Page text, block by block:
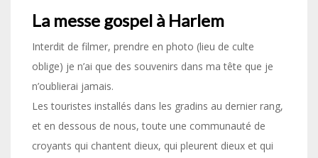
La messe gospel à Harlem
Interdit de filmer, prendre en photo (lieu de culte
oblige) je n’ai que des souvenirs dans ma tête que je
n’oublierai jamais.
Les touristes installés dans les gradins au dernier rang,
et en dessous de nous, toute une communauté de
croyants qui chantent dieux, qui pleurent dieux et qui